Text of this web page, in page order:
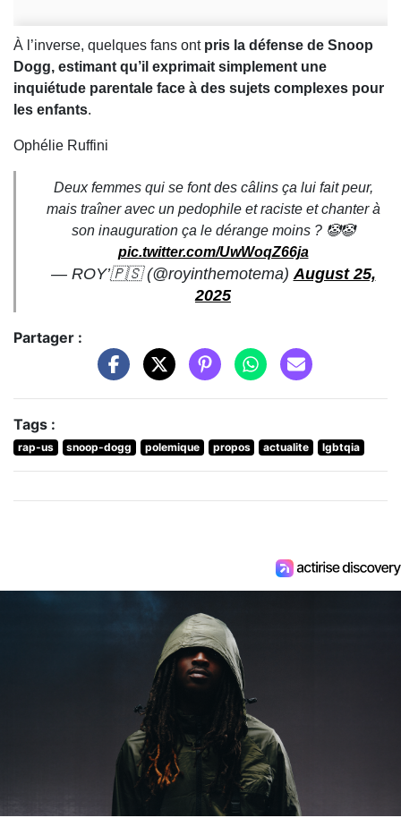
À l’inverse, quelques fans ont pris la défense de Snoop
Dogg, estimant qu’il exprimait simplement une
inquiétude parentale face à des sujets complexes pour
les enfants.
Ophélie Ruffini
Deux femmes qui se font des câlins ça lui fait peur,
mais traîner avec un pedophile et raciste et chanter à
son inauguration ça le dérange moins ? 🤡🤡
pic.twitter.com/UwWoqZ66ja
— ROY’🇵🇸 (@royinthemotema)August 25,
2025
Partager :
Tags :
rap-us snoop-dogg polemique propos actualite lgbtqia